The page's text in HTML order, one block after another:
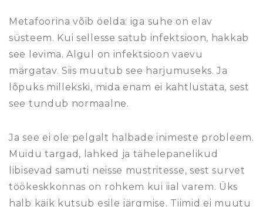
Metafoorina võib öelda: iga suhe on elav
süsteem. Kui sellesse satub infektsioon, hakkab
see levima. Algul on infektsioon vaevu
märgatav. Siis muutub see harjumuseks. Ja
lõpuks millekski, mida enam ei kahtlustata, sest
see tundub normaalne.
Ja see ei ole pelgalt halbade inimeste probleem.
Muidu targad, lahked ja tähelepanelikud
libisevad samuti neisse mustritesse, sest survet
töökeskkonnas on rohkem kui iial varem. Üks
halb käik kutsub esile järgmise. Tiimid ei muutu